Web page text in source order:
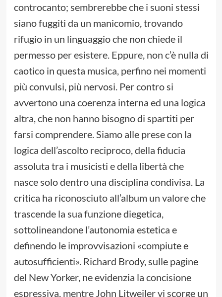
controcanto; sembrerebbe che i suoni stessi
siano fuggiti da un manicomio, trovando
rifugio in un linguaggio che non chiede il
permesso per esistere. Eppure, non c’è nulla di
caotico in questa musica, perfino nei momenti
più convulsi, più nervosi. Per contro si
avvertono una coerenza interna ed una logica
altra, che non hanno bisogno di spartiti per
farsi comprendere. Siamo alle prese con la
logica dell’ascolto reciproco, della fiducia
assoluta tra i musicisti e della libertà che
nasce solo dentro una disciplina condivisa. La
critica ha riconosciuto all’album un valore che
trascende la sua funzione diegetica,
sottolineandone l’autonomia estetica e
definendo le improvvisazioni «compiute e
autosufficienti». Richard Brody, sulle pagine
del New Yorker, ne evidenzia la concisione
espressiva, mentre John Litweiler vi scorge un